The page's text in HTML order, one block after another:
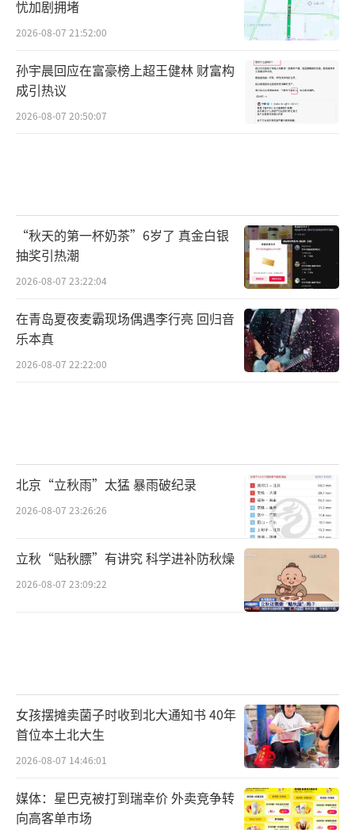
忧加剧拥堵
2026-08-07 21:52:00
孙宇晨回应在富豪榜上超王健林 财富构
成引热议
2026-08-07 20:50:07
“秋天的第一杯奶茶”6岁了 真金白银
抽奖引热潮
2026-08-07 23:22:04
在青岛夏夜麦霸现场偶遇李行亮 回归音
乐本真
2026-08-07 22:22:00
北京“立秋雨”太猛 暴雨破纪录
2026-08-07 23:26:26
立秋“贴秋膘”有讲究 科学进补防秋燥
2026-08-07 23:09:22
女孩摆摊卖菌子时收到北大通知书 40年
首位本土北大生
2026-08-07 14:46:01
媒体：星巴克被打到瑞幸价 外卖竞争转
向高客单市场